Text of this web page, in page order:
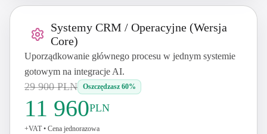
Systemy CRM / Operacyjne (Wersja
Core)
Uporządkowanie głównego procesu w jednym systemie
gotowym na integracje AI.
29 900 PLN Oszczędzasz 60%
11 960PLN
+VAT • Cena jednorazowa